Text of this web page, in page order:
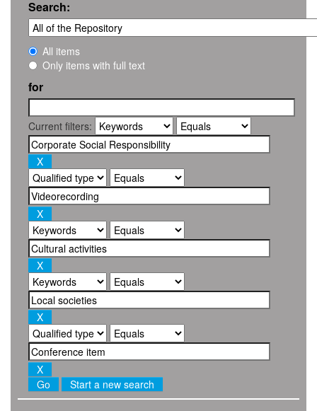
Search:
All items
Only items with full text
for
Current filters:
Start a new search